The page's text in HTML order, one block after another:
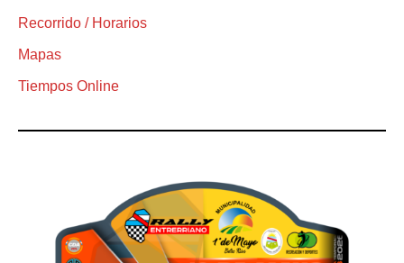
Recorrido / Horarios
Mapas
Tiempos Online